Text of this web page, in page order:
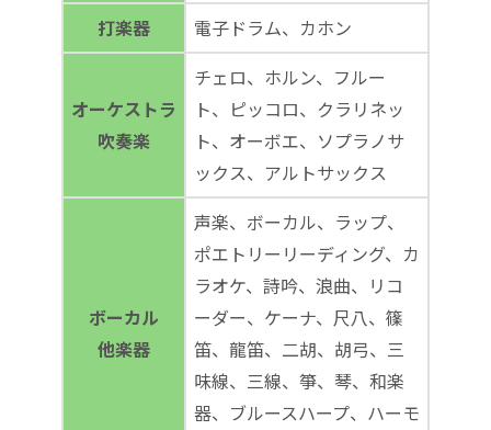
打楽器 電子ドラム、カホン
オーケストラ
吹奏楽
チェロ、ホルン、フルー
ト、ピッコロ、クラリネッ
ト、オーボエ、ソプラノサ
ックス、アルトサックス
ボーカル
他楽器
声楽、ボーカル、ラップ、
ポエトリーリーディング、カ
ラオケ、詩吟、浪曲、リコ
ーダー、ケーナ、尺八、篠
笛、龍笛、二胡、胡弓、三
味線、三線、箏、琴、和楽
器、ブルースハープ、ハーモ